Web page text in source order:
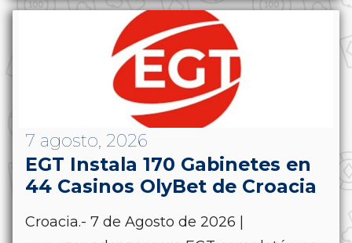
7 agosto, 2026
EGT Instala 170 Gabinetes en
44 Casinos OlyBet de Croacia
Croacia.- 7 de Agosto de 2026 |